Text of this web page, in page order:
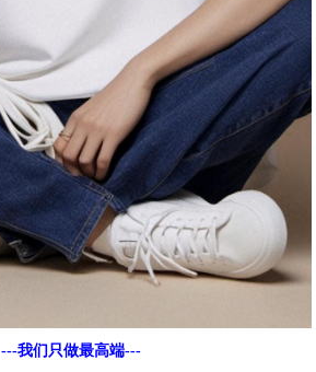
---我们只做最高端---